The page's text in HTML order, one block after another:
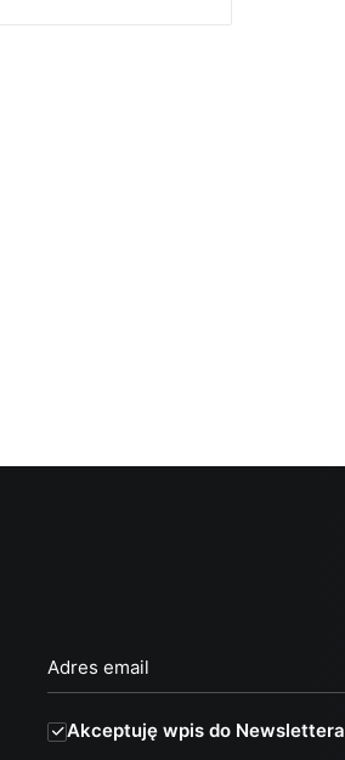
Akceptuję wpis do Newslettera